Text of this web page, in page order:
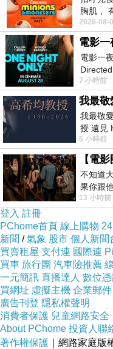
享推薦.好用.推薦.
最後選擇在這購買
121B 的原因,是因
集團,所以才選擇在
伴手禮 更多資料
胸肌，
視線不
2026-08-
電影一
Starring
7 小時前
我最敬
授 遠見
老闆、
5 小時前
不知道
果你跟
出一種
13 小時前
登入 註冊
PChome首頁 線上購物
新聞 /氣象 股市 個人新聞
買賣租屋 支付連 國際連
買車 旅行團 汽車險推薦
一元簡訊 直播達人 數位
買網址 虛擬主機 企業郵件
廣告刊登 隱私權聲明
消費者保護 兒童網路安全
About PChome 投資人聯
著作權保護 ｜網路家庭版